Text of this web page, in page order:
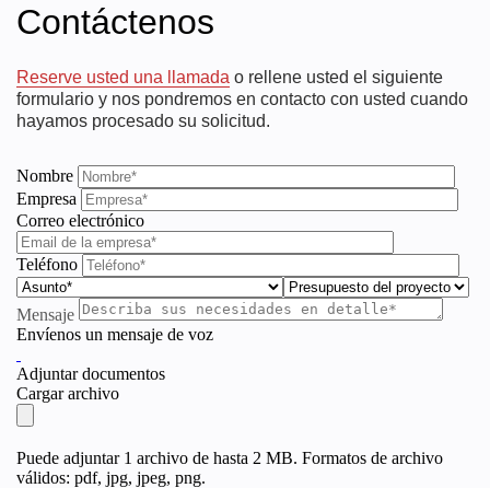
Contáctenos
Reserve usted una llamada o rellene usted el siguiente
formulario y nos pondremos en contacto con usted cuando
hayamos procesado su solicitud.
Nombre
Empresa
Correo electrónico
Teléfono
Mensaje
Envíenos un mensaje de voz
Adjuntar documentos
Cargar archivo
Puede adjuntar 1 archivo de hasta 2 MB. Formatos de archivo
válidos: pdf, jpg, jpeg, png.